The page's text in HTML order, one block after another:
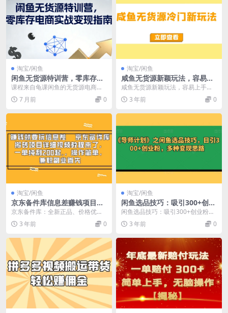
淘宝/闲鱼
闲鱼无货源特训营，零库存电
商实战变现指南
课程来自龟课闲鱼的无货源电商课
程第20期，价值1980元。本次课程
内容更新10%...
7 月前 0
淘宝/闲鱼
咸鱼无货源新颖玩法，容易上
手，月入3w，免费无风险，支
咸鱼无货源新颖玩法，容易上手，
月入3w，免费无风险，支持批量复
制 3 年前 0
淘宝/闲鱼
京东备件库信息差赚钱项目揭
秘：详细视频教程，一单纯利
200 起，操作简单，兼职副业
首选
京东备件库：全新正品、价格优惠
的搬运项目详解 京东备件库是一个
专门销售京东自营商...
3 年前 0
淘宝/闲鱼
闲鱼选品技巧：吸引300+创业
粉的秘诀，多种变现思路揭秘
闲鱼选品技巧：吸引300+创业粉的
秘诀，多种变现思路 项目介绍 在互
联网时代，无...
3 年前 0